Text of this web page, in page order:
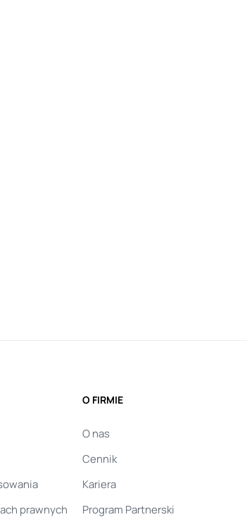
prawnych
O FIRMIE
O nas
Cennik
Kariera
Program Partnerski